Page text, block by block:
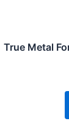
True Metal